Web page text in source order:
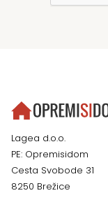
Lagea d.o.o.
PE: Opremisidom
Cesta Svobode 31
8250 Brežice